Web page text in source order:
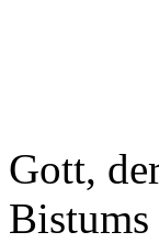
Gott,